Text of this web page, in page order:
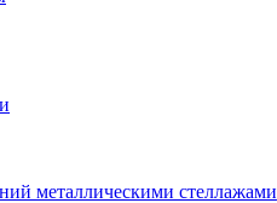
металлическими стеллажами